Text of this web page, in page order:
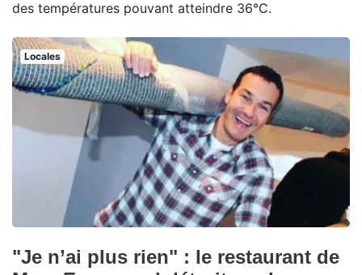
des températures pouvant atteindre 36°C.
Locales
"Je n’ai plus rien" : le restaurant de